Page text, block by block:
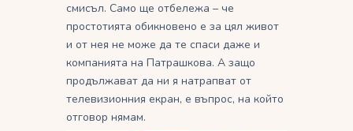
смисъл. Само ще отбележа – че
простотията обикновено е за цял живот
и от нея не може да те спаси даже и
компанията на Патрашкова. А защо
продължават да ни я натрапват от
телевизионния екран, е въпрос, на който
отговор нямам.